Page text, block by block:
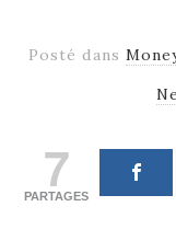
Posté dans
7
PARTAGES